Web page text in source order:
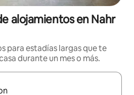
alojamientos en Nahr
para estadías largas que te
durante un mes o más.
disponibles, navega con las